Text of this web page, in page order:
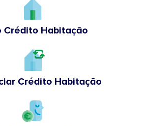
Crédito Habitação
Crédito Habitação